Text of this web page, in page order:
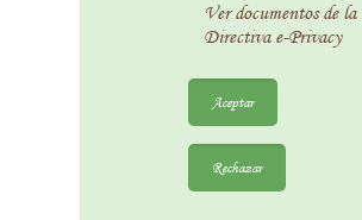
Ver documentos de la
Directiva e-Privacy
Aceptar
Rechazar